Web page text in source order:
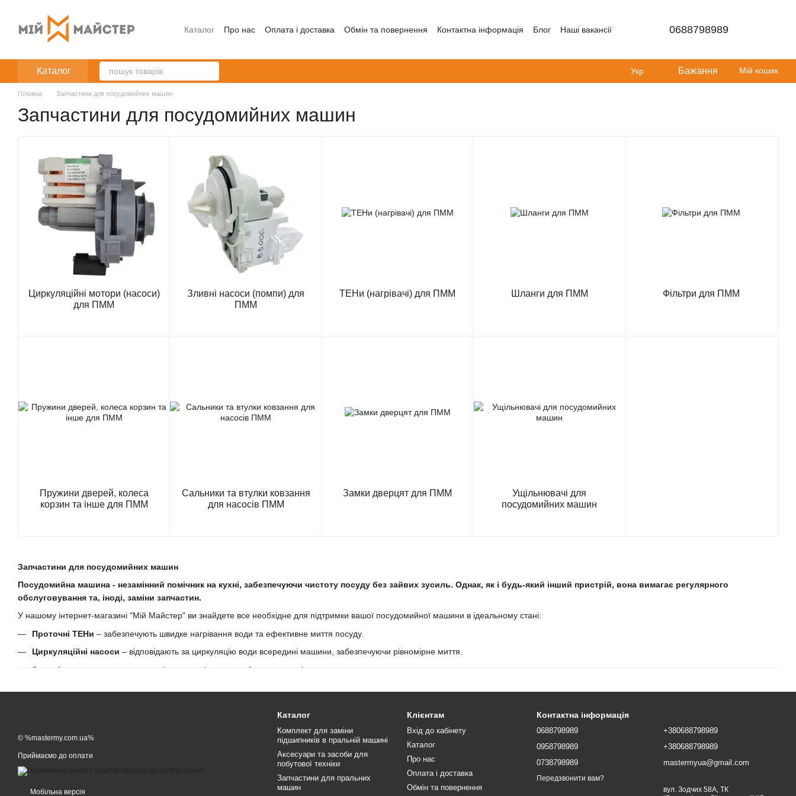
Каталог Про нас Оплата і доставка Обмін та повернення Контактна інформація Блог Наші вакансії 0688798989
Каталог Укр Бажання Мій кошик
Головна Запчастини для посудомийних машин
Запчастини для посудомийних машин
Запчастини для посудомийних машин
Посудомийна машина - незамінний помічник на кухні, забезпечуючи чистоту посуду без зайвих зусиль. Однак, як і будь-який інший пристрій, вона вимагає регулярного
обслуговування та, іноді, заміни запчастин.
У нашому інтернет-магазині "Мій Майстер" ви знайдете все необхідне для підтримки вашої посудомийної машини в ідеальному стані:
Проточні ТЕНи – забезпечують швидке нагрівання води та ефективне миття посуду.
Циркуляційні насоси – відповідають за циркуляцію води всередині машини, забезпечуючи рівномірне миття.
Зливні насоси
– допомагають ефективно відкачувати брудну воду після миття.
Окрім основних запчастин, ми також пропонуємо ремонтні втулки та сальники для циркуляційних моторів посудомийних машин. Ці деталі допоможуть вам самостійно відремонтувати ваш
прилад, зекономивши на послугах майстра.
Чому варто купувати у нас?
Широкий асортимент запчастин.
Циркуляційні мотори (насоси)
для ПММ
Зливні насоси (помпи) для
ПММ
ТЕНи (нагрівачі) для ПММ Шланги для ПММ Фільтри для ПММ
Пружини дверей, колеса
корзин та інше для ПММ
Сальники та втулки ковзання
для насосів ПММ
Замки дверцят для ПММ
Ущільнювачі для
посудомийних машин
© %mastermy.com.ua%
Приймаємо до оплати
Мобільна версія
Каталог
Комплект для заміни
підшипників в пральній машині
Аксесуари та засоби для
побутової техніки
Запчастини для пральних
машин
Клієнтам
Вхід до кабінету
Каталог
Про нас
Оплата і доставка
Обмін та повернення
Контактна інформація
0688798989
0958798989
0738798989
Передзвонити вам?
+380688798989
+380688798989
mastermyua@gmail.com
вул. Зодчих 58А, ТК